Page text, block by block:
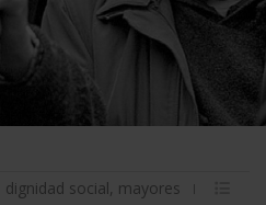
dignidad social, mayores